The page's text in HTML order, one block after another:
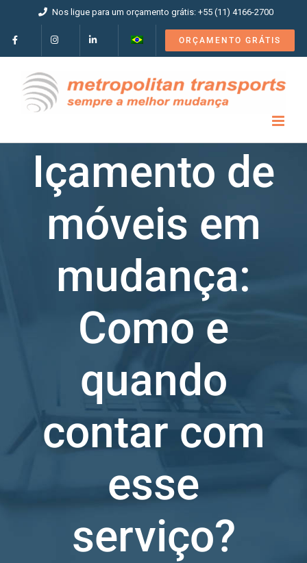
conteúdo
Nos ligue para um orçamento grátis: +55 (11) 4166-2700
ORÇAMENTO GRÁTIS
Içamento de
móveis em
mudança:
Como e
quando
contar com
esse
serviço?